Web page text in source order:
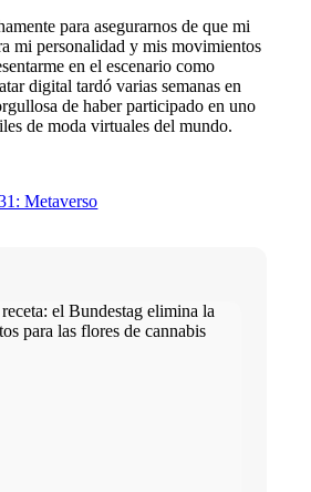
para asegurarnos de que mi
mi personalidad y mis movimientos
en el escenario como
digital tardó varias semanas en
de haber participado en uno
de moda virtuales del mundo.
Metaverso